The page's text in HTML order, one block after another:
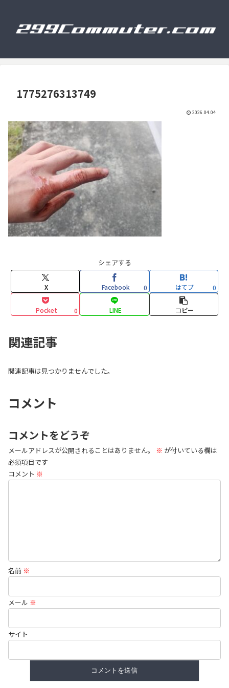
1775276313749
2026.04.04
シェアする
X Facebook 0 はてブ 0
Pocket 0 LINE コピー
関連記事
関連記事は見つかりませんでした。
コメント
コメントをどうぞ
メールアドレスが公開されることはありません。 ※ が付いている欄は
必須項目です
コメント ※
名前 ※
メール ※
サイト